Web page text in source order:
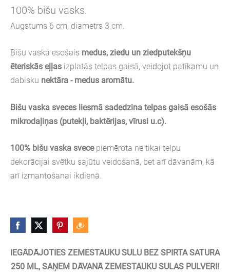
IEGĀDĀJOTIES ZEMESTAUKU SULU BEZ SPIRTA SATURA
250 ML, SAŅEM DĀVANĀ ZEMESTAUKU SULAS PULVERI!
100% bišu vasks.
Augstums 6 cm, diametrs 3 cm.
Bišu vaskā esošais medus, ziedu un ziedputekšņu
ēteriskās eļļas izplatās telpas gaisā, veidojot patīkamu un
dabisku nektāra - medus aromātu.
Bišu vaska sveces liesmā sadedzina telpas gaisā esošās
mikrodaļiņas (putekļi, baktērijas, vīrusi u.c).
100% bišu vaska svece piemērota ne tikai telpu
dekorācijai svētku sajūtu veidošanā, bet arī dāvanām, kā
arī izmantošanai ikdienā.